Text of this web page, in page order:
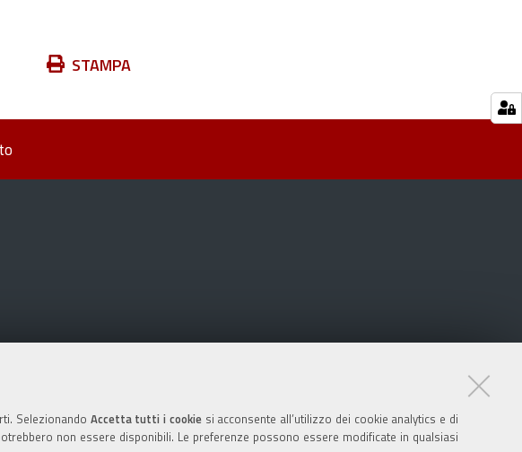
Selezionando Accetta tutti i cookiesi acconsente all’utilizzo dei cookie analytics e di
non essere disponibili. Le preferenze possono essere modificate in qualsiasi
Azioni STAMPA